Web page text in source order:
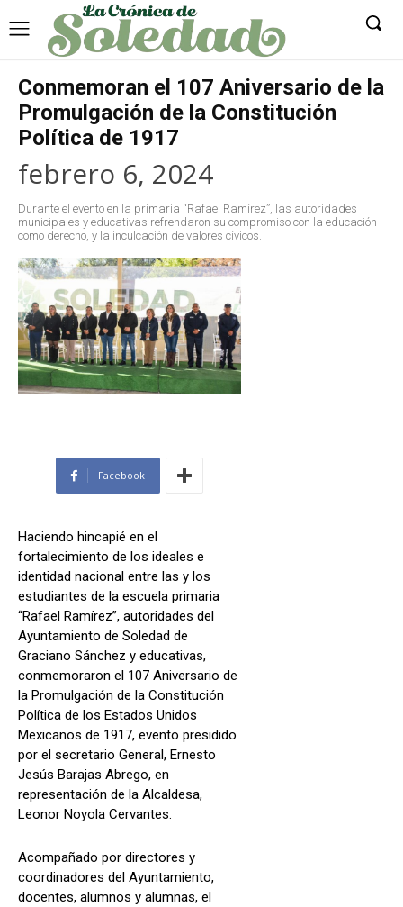
Conmemoran el 107 Aniversario de la
Promulgación de la Constitución
Política de 1917
febrero 6, 2024
Durante el evento en la primaria “Rafael Ramírez”, las autoridades
municipales y educativas refrendaron su compromiso con la educación
como derecho, y la inculcación de valores cívicos.
Facebook
Haciendo hincapié en el
fortalecimiento de los ideales e
identidad nacional entre las y los
estudiantes de la escuela primaria
“Rafael Ramírez”, autoridades del
Ayuntamiento de Soledad de
Graciano Sánchez y educativas,
conmemoraron el 107 Aniversario de
la Promulgación de la Constitución
Política de los Estados Unidos
Mexicanos de 1917, evento presidido
por el secretario General, Ernesto
Jesús Barajas Abrego, en
representación de la Alcaldesa,
Leonor Noyola Cervantes.
Acompañado por directores y
coordinadores del Ayuntamiento,
docentes, alumnos y alumnas, el